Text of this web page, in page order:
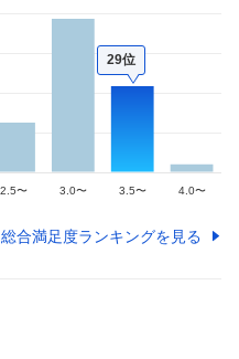
29位
総合満足度ランキングを見る